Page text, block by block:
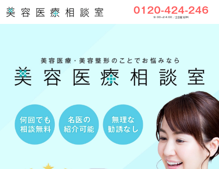
0120-424-246
9:00〜24:00／土日祝もOK